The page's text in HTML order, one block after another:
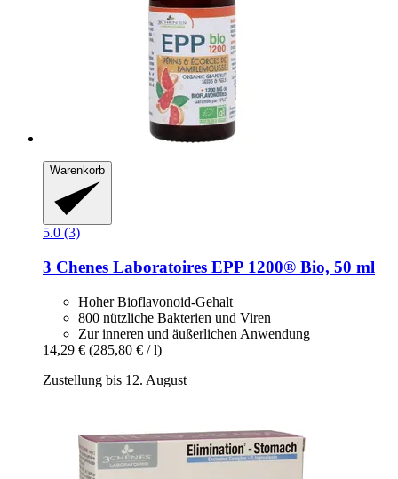
Warenkorb
5.0 (3)
3 Chenes Laboratoires EPP 1200® Bio, 50 ml
Hoher Bioflavonoid-Gehalt
800 nützliche Bakterien und Viren
Zur inneren und äußerlichen Anwendung
14,29 € (285,80 € / l)
Zustellung bis 12. August